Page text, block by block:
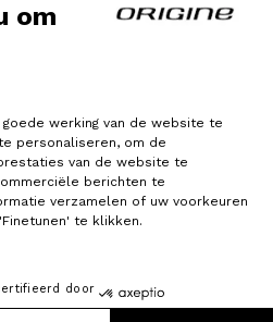
om
werking van de website te
personaliseren, om de
van de website te
berichten te
verzamelen of uw voorkeuren
te klikken.
door
Cycles